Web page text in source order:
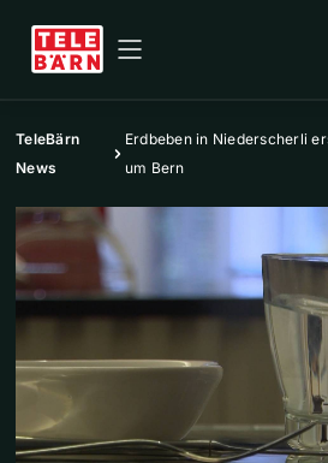
TeleBärn
News
Erdbeben in Niederscherli
um Bern